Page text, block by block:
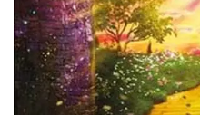
*NEW RELEASE (最新約3ヶ月)
ジャーニー / 1979年5月8+9日
*NEW RELEASE (最新約3ヶ月)
NGHFB / 2024年7月28日 フジ
*NEW RELEASE (最新約3ヶ月)